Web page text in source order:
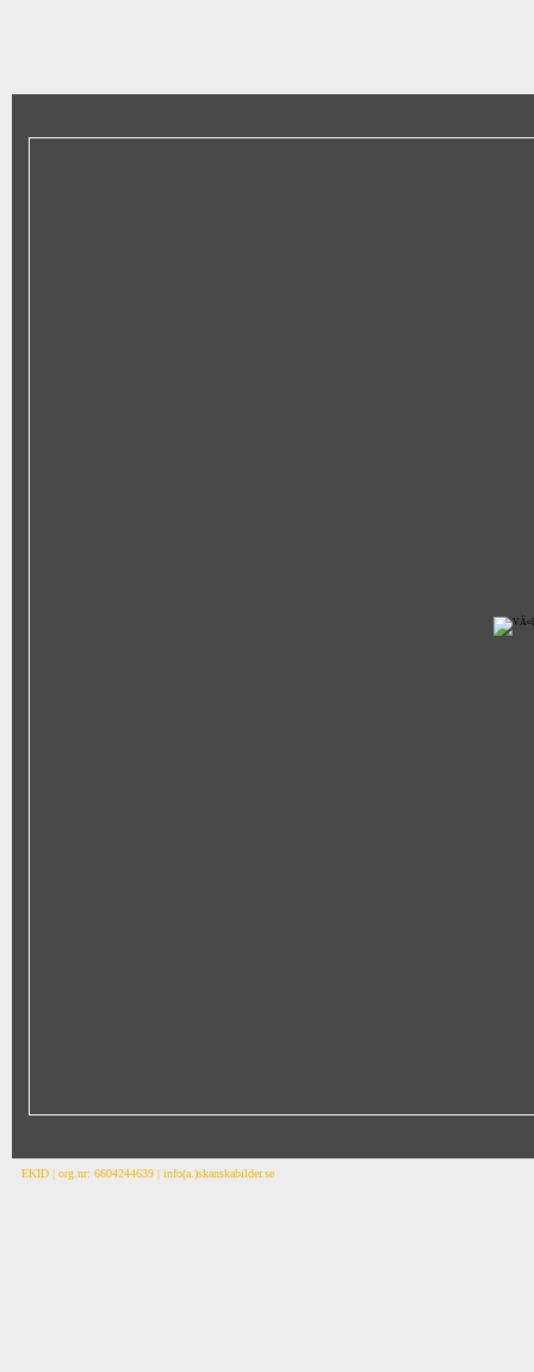
EKID | org.nr: 6604244639 | info(a.)skanskabilder.se